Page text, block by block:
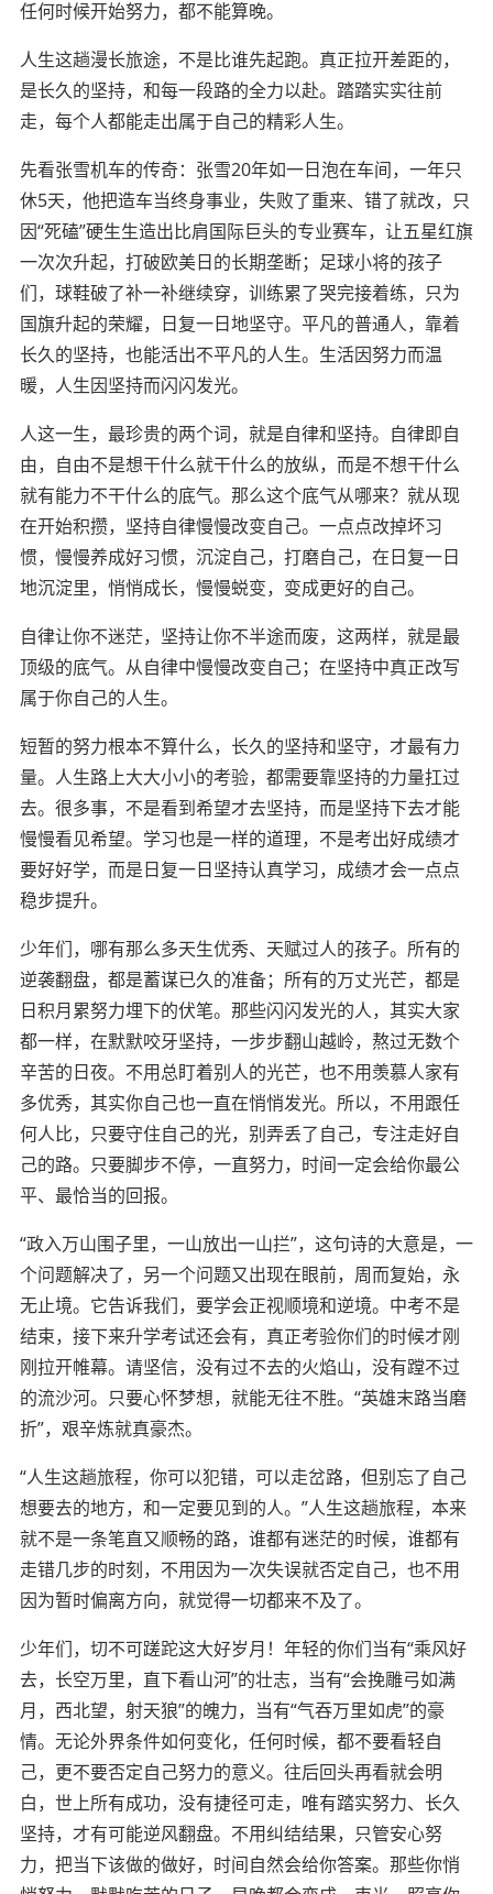
任何时候开始努力，都不能算晚。
人生这趟漫长旅途，不是比谁先起跑。真正拉开差距的，
是长久的坚持，和每一段路的全力以赴。踏踏实实往前
走，每个人都能走出属于自己的精彩人生。
先看张雪机车的传奇：张雪20年如一日泡在车间，一年只
休5天，他把造车当终身事业，失败了重来、错了就改，只
因“死磕”硬生生造出比肩国际巨头的专业赛车， 让五星红旗
一次次升起，打破欧美日的长期垄断； 足球小将的孩子
们，球鞋破了补一补继续穿，训练累了哭完接着练， 只为
国旗升起的荣耀， 日复一日地坚守。 平凡的普通人，靠着
长久的坚持，也能活出不平凡的人生。生活因努力而温
暖，人生因坚持而闪闪发光。
人这一生，最珍贵的两个词，就是自律和坚持。自律即自
由， 自由不是想干什么就干什么的放纵，而是不想干什么
就有能力不干什么的底气。那么这个底气从哪来？就从现
在开始积攒，坚持自律慢慢改变自己。一点点改掉坏习
惯，慢慢养成好习惯，沉淀自己，打磨自己， 在日复一日
地沉淀里，悄悄成长，慢慢蜕变，变成更好的自己。
自律让你不迷茫，坚持让你不半途而废，这两样，就是最
顶级的底气。从自律中慢慢改变自己；在坚持中真正改写
属于你自己的人生。
短暂的努力根本不算什么，长久的坚持和坚守，才最有力
量。人生路上大大小小的考验，都需要靠坚持的力量扛过
去。很多事，不是看到希望才去坚持，而是坚持下去才能
慢慢看见希望。 学习也是一样的道理，不是考出好成绩才
要好好学，而是日复一日坚持认真学习，成绩才会一点点
稳步提升。
少年们， 哪有那么多天生优秀、天赋过人的孩子。 所有的
逆袭翻盘，都是蓄谋已久的准备；所有的万丈光芒，都是
日积月累努力埋下的伏笔。 那些闪闪发光的人，其实大家
都一样，在默默咬牙坚持，一步步翻山越岭，熬过无数个
辛苦的日夜。不用总盯着别人的光芒，也不用羡慕人家有
多优秀，其实你自己也一直在悄悄发光。所以，不用跟任
何人比，只要守住自己的光，别弄丢了自己，专注走好自
己的路。只要脚步不停，一直努力，时间一定会给你最公
平、最恰当的回报。
“政入万山围子里，一山放出一山拦”，这句诗的大意是，一
个问题解决了，另一个问题又出现在眼前，周而复始，永
无止境。它告诉我们，要学会正视顺境和逆境。 中考不是
结束， 接下来升学考试还会有， 真正考验你们的时候才刚
刚拉开帷幕。 请坚信，没有过不去的火焰山，没有蹚不过
的流沙河。只要心怀梦想，就能无往不胜。 “英雄末路当磨
折”，艰辛炼就真豪杰。
“人生这趟旅程，你可以犯错，可以走岔路，但别忘了自己
想要去的地方，和一定要见到的人。 ”人生这趟旅程，本来
就不是一条笔直又顺畅的路， 谁都有迷茫的时候，谁都有
走错几步的时刻，不用因为一次失误就否定自己，也不用
因为暂时偏离方向，就觉得一切都来不及了。
少年们，切不可蹉跎这大好岁月！ 年轻的你们当有“乘风好
去，长空万里，直下看山河”的壮志，当有“会挽雕弓如满
月，西北望，射天狼”的魄力，当有“气吞万里如虎”的豪
情。无论外界条件如何变化， 任何时候，都不要看轻自
己，更不要否定自己努力的意义。往后回头再看就会明
白，世上所有成功，没有捷径可走， 唯有踏实努力、长久
坚持，才有可能逆风翻盘。不用纠结结果，只管安心努
力，把当下该做的做好，时间自然会给你答案。那些你悄